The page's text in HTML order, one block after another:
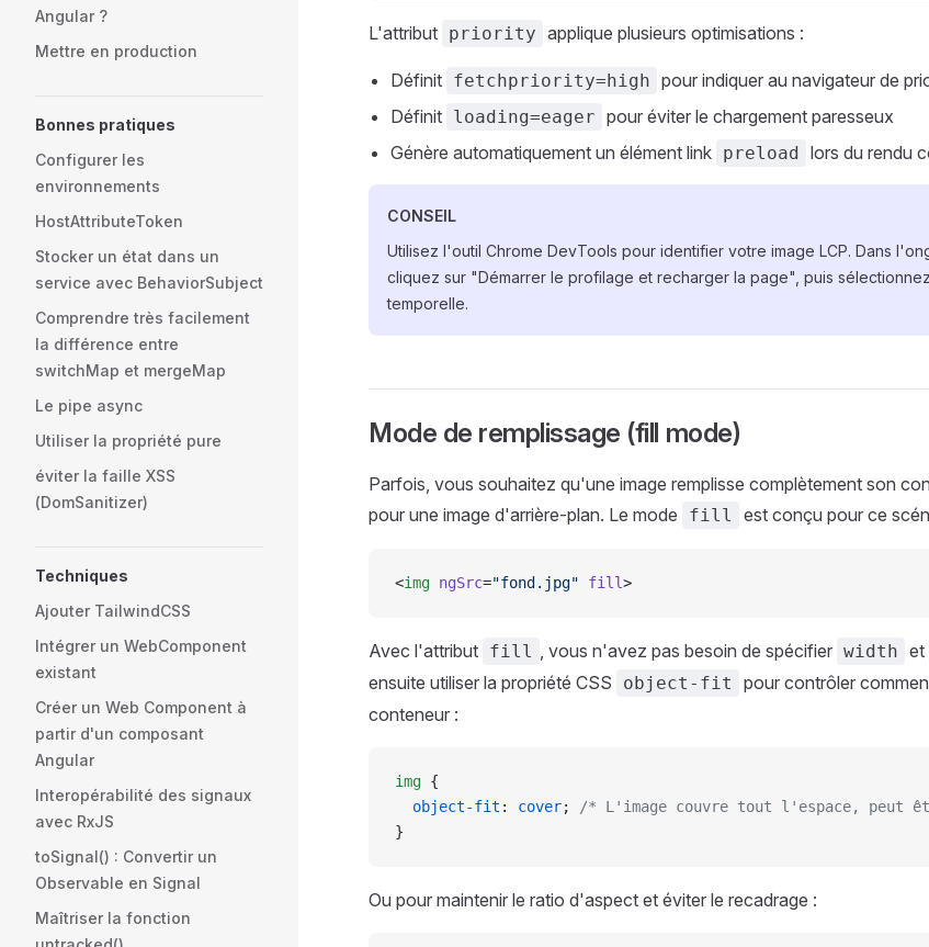
Angular ?
Mettre en production
Bonnes pratiques
Configurer les
environnements
HostAttributeToken
Stocker un état dans un
service avec BehaviorSubject
Comprendre très facilement
la différence entre
switchMap et mergeMap
Le pipe async
Utiliser la propriété pure
éviter la faille XSS
(DomSanitizer)
Techniques
Ajouter TailwindCSS
Intégrer un WebComponent
existant
Créer un Web Component à
partir d'un composant
Angular
Interopérabilité des signaux
avec RxJS
toSignal() : Convertir un
Observable en Signal
Maîtriser la fonction
L'attribut priority applique plusieurs optimisations :
Définit fetchpriority=high pour indiquer au navigateur de
Définit loading=eager pour éviter le chargement paresseux
Génère automatiquement un élément link preload lors du rendu
CONSEIL
Utilisez l'outil Chrome DevTools pour identifier votre image LCP. Dans
cliquez sur "Démarrer le profilage et recharger la page", puis
temporelle.
Mode de remplissage (fill mode)
Parfois, vous souhaitez qu'une image remplisse complètement son
pour une image d'arrière-plan. Le mode
fill est conçu pour ce
<img ngSrc="fond.jpg" fill>
Avec l'attribut fill , vous n'avez pas besoin de spécifier width et
ensuite utiliser la propriété CSS
object-fit
pour contrôler
conteneur :
img {
  object-fit
: cover;
/* L'image couvre tout l'espace, peut
}
Ou pour maintenir le ratio d'aspect et éviter le recadrage :